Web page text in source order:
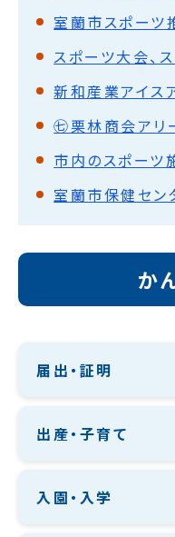
室蘭市スポーツ
市内のスポーツ
室蘭市保健セン
か
届出・証明
出産・子育て
入園・入学